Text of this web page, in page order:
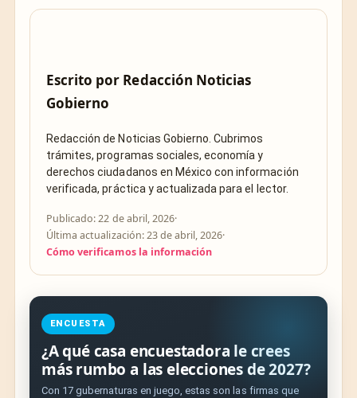
Escrito por Redacción Noticias
Gobierno
Redacción de Noticias Gobierno. Cubrimos
trámites, programas sociales, economía y
derechos ciudadanos en México con información
verificada, práctica y actualizada para el lector.
Publicado: 22 de abril, 2026·
Última actualización: 23 de abril, 2026·
Cómo verificamos la información
ENCUESTA
¿A qué casa encuestadora le crees
más rumbo a las elecciones de 2027?
Con 17 gubernaturas en juego, estas son las firmas que